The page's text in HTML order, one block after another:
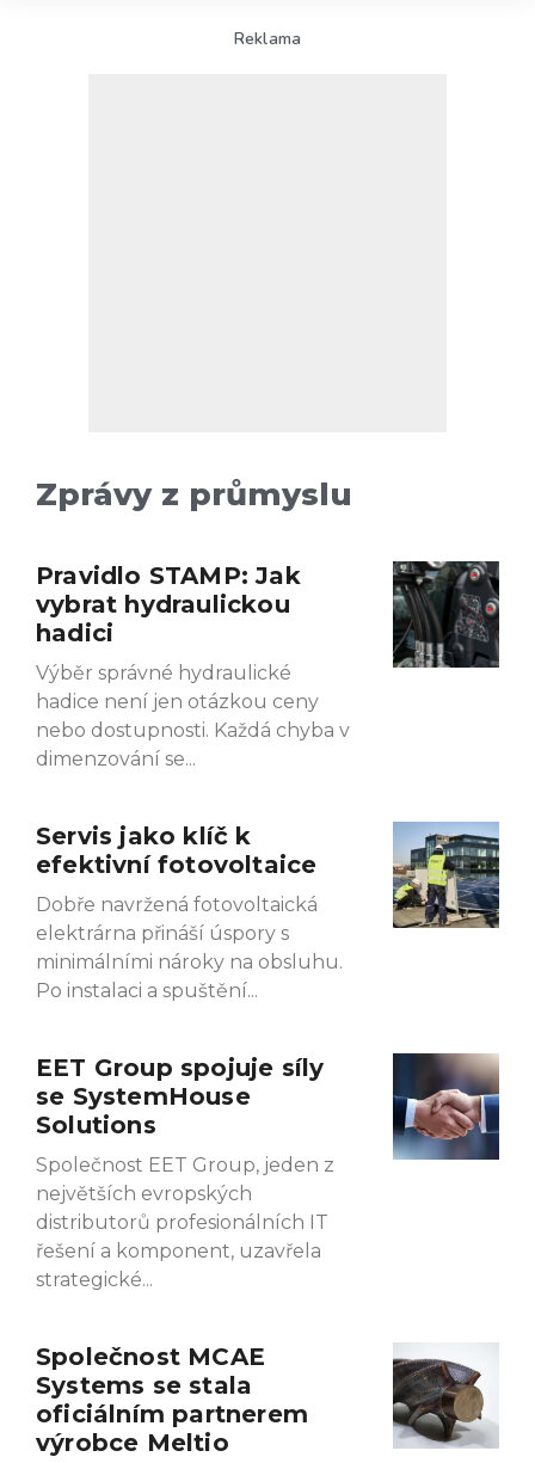
Zprávy z průmyslu
Pravidlo STAMP: Jak
vybrat hydraulickou
hadici
Výběr správné hydraulické
hadice není jen otázkou ceny
nebo dostupnosti. Každá chyba v
dimenzování se
Servis jako klíč k
efektivní fotovoltaice
Dobře navržená fotovoltaická
elektrárna přináší úspory s
minimálními nároky na obsluhu.
Po instalaci a spuštění
EET Group spojuje síly
se SystemHouse
Solutions
Společnost EET Group, jeden z
největších evropských
distributorů profesionálních IT
řešení a komponent, uzavřela
strategické
Společnost MCAE
Systems se stala
oficiálním partnerem
výrobce Meltio
PagePagePage
Reklama